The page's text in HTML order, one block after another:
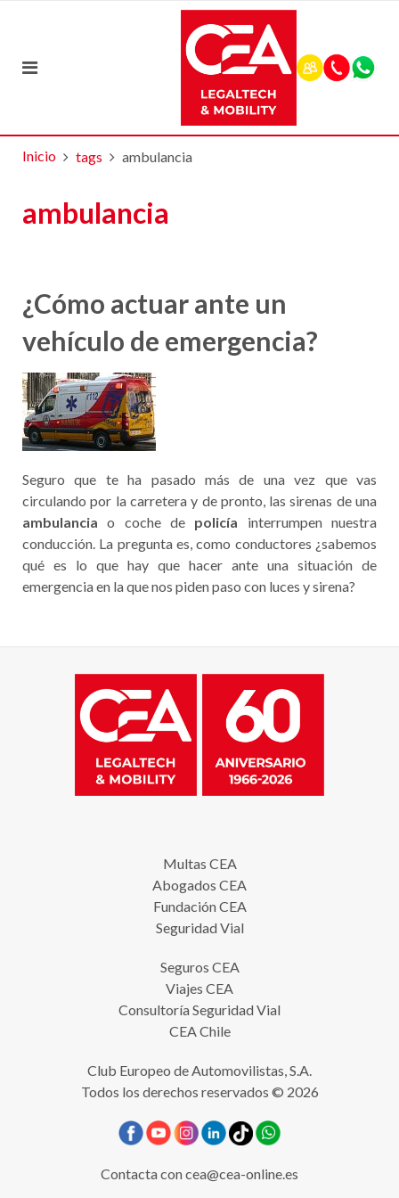
Inicio tags ambulancia
ambulancia
¿Cómo actuar ante un
vehículo de emergencia?
Seguro que te ha pasado más de una vez que vas
circulando por la carretera y de pronto, las sirenas de una
ambulancia o coche de policía interrumpen nuestra
conducción. La pregunta es, como conductores ¿sabemos
qué es lo que hay que hacer ante una situación de
emergencia en la que nos piden paso con luces y sirena?
Multas CEA
Abogados CEA
Fundación CEA
Seguridad Vial
Seguros CEA
Viajes CEA
Consultoría Seguridad Vial
CEA Chile
Club Europeo de Automovilistas, S.A.
Todos los derechos reservados © 2026
Contacta concea@cea-online.es